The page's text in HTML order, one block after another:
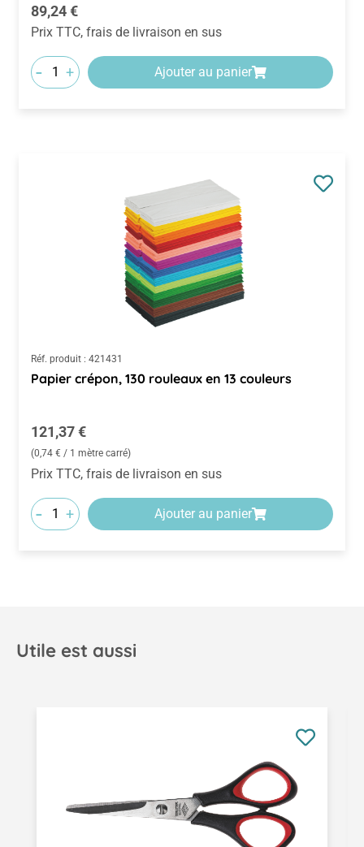
Prix régulier :
89,24 €
Prix TTC, frais de livraison en sus
- + Ajouter au panier
Réf. produit : 421431
Papier crépon, 130 rouleaux en 13 couleurs
Prix régulier :
121,37 €
(0,74 € / 1 mètre carré)
Prix TTC, frais de livraison en sus
- + Ajouter au panier
Utile est aussi